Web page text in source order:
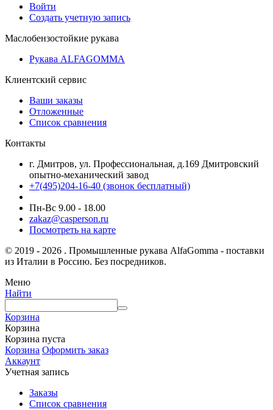
Войти
Создать учетную запись
Маслобензостойкие рукава
Рукава ALFAGOMMA
Клиентский сервис
Ваши заказы
Отложенные
Список сравнения
Контакты
г. Дмитров, ул. Профессиональная, д.169 Дмитровский
опытно-механический завод
+7(495)204-16-40 (звонок бесплатный)
Пн-Вс 9.00 - 18.00
zakaz@casperson.ru
Посмотреть на карте
© 2019 - 2026 . Промышленные рукава AlfaGomma - поставки
из Италии в Россию. Без посредников.
Меню
Найти
Корзина
Корзина
Корзина пуста
Корзина Оформить заказ
Аккаунт
Учетная запись
Заказы
Список сравнения